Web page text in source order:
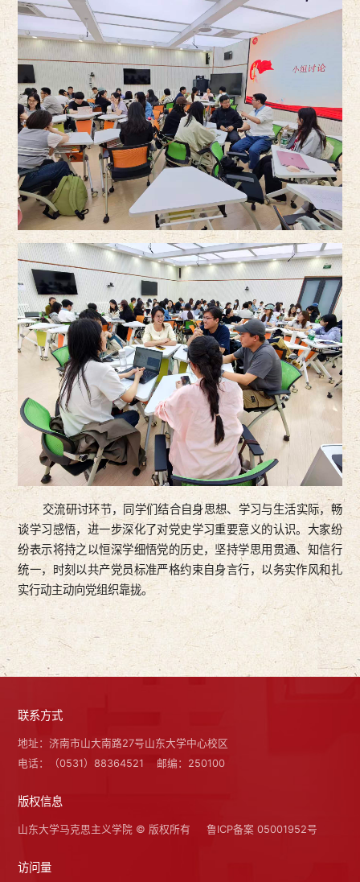
交流研讨环节，同学们结合自身思想、学习与生活实际，畅
谈学习感悟，进一步深化了对党史学习重要意义的认识。大家纷
纷表示将持之以恒深学细悟党的历史，坚持学思用贯通、知信行
统一，时刻以共产党员标准严格约束自身言行，以务实作风和扎
实行动主动向党组织靠拢。
联系方式
地址：济南市山大南路27号山东大学中心校区
电话：（0531）88364521
邮编：250100
版权信息
山东大学马克思主义学院 © 版权所有 鲁ICP备案 05001952号
访问量